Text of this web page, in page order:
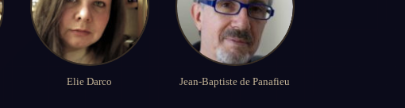
Elie Darco Jean-Baptiste de Panafieu